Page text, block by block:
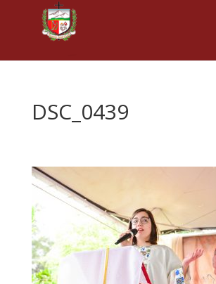
DSC_0439